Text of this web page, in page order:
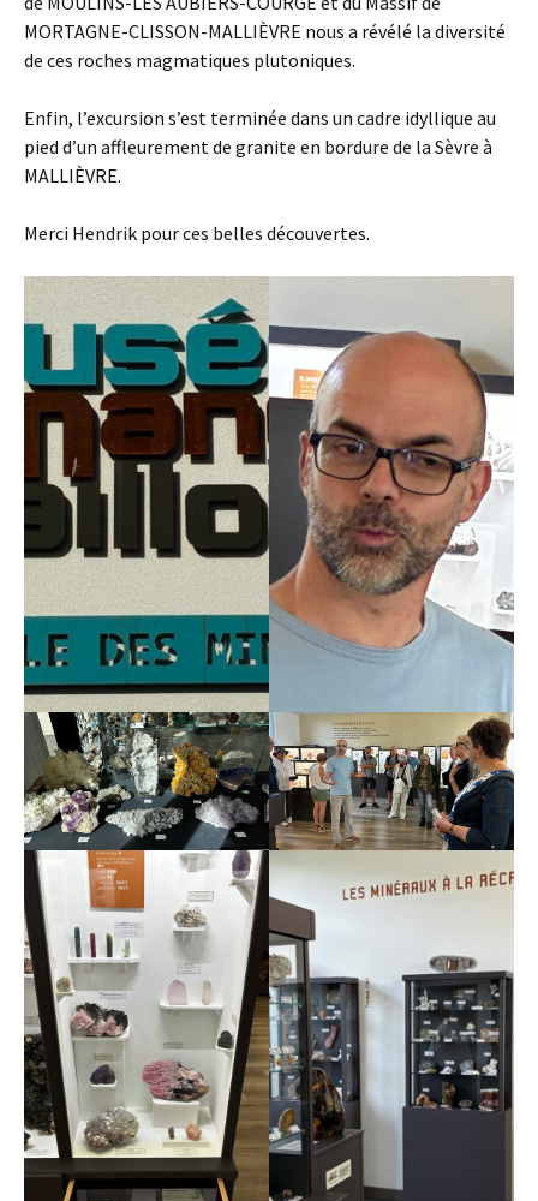
MORTAGNE-CLISSON-MALLIÈVRE nous a révélé la diversité
de ces roches magmatiques plutoniques.
Enfin, l’excursion s’est terminée dans un cadre idyllique au
pied d’un affleurement de granite en bordure de la Sèvre à
MALLIÈVRE.
Merci Hendrik pour ces belles découvertes.